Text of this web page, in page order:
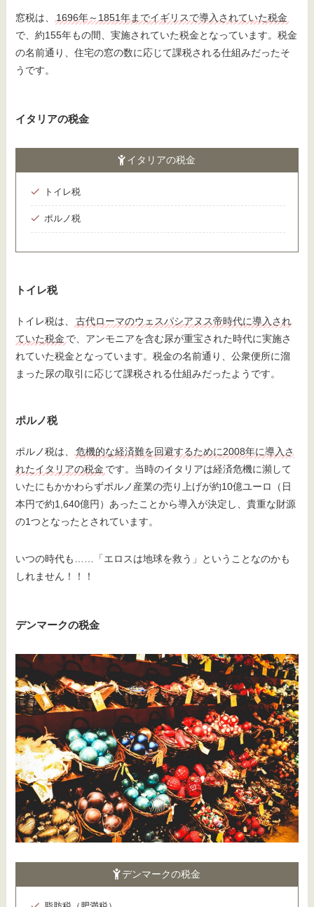
窓税は、
1696年～1851年までイギリスで導入されていた税金
で、約155年もの間、実施されていた税金となっています。税金
の名前通り、住宅の窓の数に応じて課税される仕組みだったそ
うです。
イタリアの税金
イタリアの税金
トイレ税
ポルノ税
トイレ税
トイレ税は、
古代ローマのウェスパシアヌス帝時代に導入され
ていた税金 で、アンモニアを含む尿が重宝された時代に実施さ
れていた税金となっています。税金の名前通り、公衆便所に溜
まった尿の取引に応じて課税される仕組みだったようです。
ポルノ税
ポルノ税は、
危機的な経済難を回避するために2008年に導入さ
れたイタリアの税金 です。当時のイタリアは経済危機に瀕して
いたにもかかわらずポルノ産業の売り上げが約10億ユーロ（日
本円で約1,640億円）あったことから導入が決定し、貴重な財源
の1つとなったとされています。
いつの時代も……「エロスは地球を救う」ということなのかも
しれません！！！
デンマークの税金
デンマークの税金